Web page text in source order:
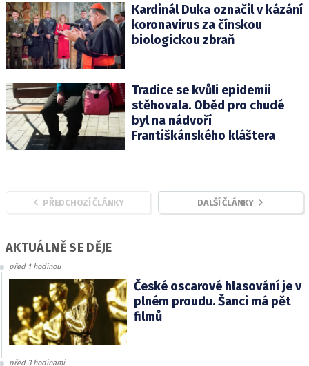
Kardinál Duka označil v kázání
koronavirus za čínskou
biologickou zbraň
Tradice se kvůli epidemii
stěhovala. Oběd pro chudé
byl na nádvoří
Františkánského kláštera
PŘEDCHOZÍ ČLÁNKY DALŠÍ ČLÁNKY
AKTUÁLNĚ SE DĚJE
před 1 hodinou
České oscarové hlasování je v
plném proudu. Šanci má pět
filmů
před 3 hodinami